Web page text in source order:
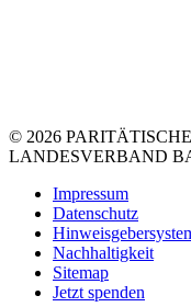
© 2026
LANDESVERBAND
Impressum
Datenschutz
Nachhaltigkeit
Sitemap
Jetzt spenden